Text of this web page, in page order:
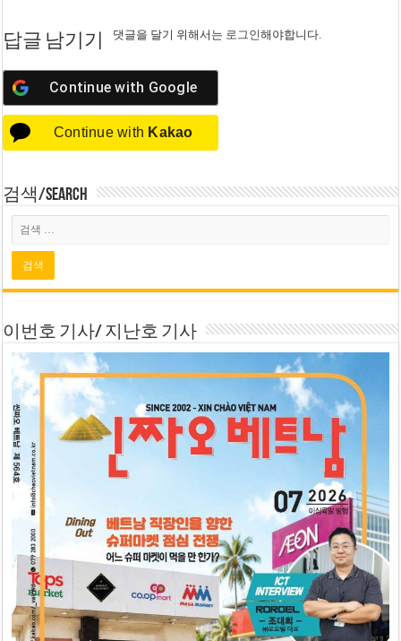
답글 남기기 댓글을 달기 위해서는 로그인해야합니다.
Continue with Google
Continue with Kakao
검색/Search
이번호 기사/ 지난호 기사